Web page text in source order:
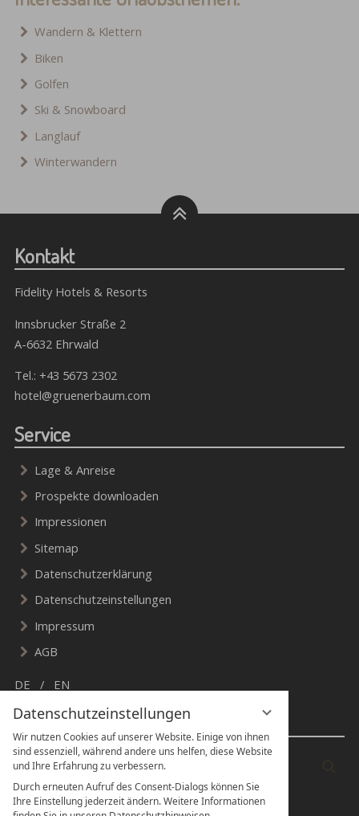
Datenschutzeinstellungen
Wir nutzen Cookies auf unserer Website. Einige von ihnen
sind essenziell, während andere uns helfen, diese Website
und Ihre Erfahrung zu verbessern.
Durch erneuten Aufruf des Consent-Dialogs können Sie
Ihre Einstellung jederzeit ändern. Weitere Informationen
Wandern & Klettern
Biken
Golfen
Ski & Snowboard
Langlauf
Winterwandern
Kontakt
Fidelity Hotels & Resorts
Innsbrucker Straße 2
A-6632 Ehrwald
Tel.:+43 5673 2302
hotel@gruenerbaum.com
Service
Lage & Anreise
Prospekte downloaden
Impressionen
Sitemap
Datenschutzerklärung
Datenschutzeinstellungen
Impressum
AGB
DE EN
Suche & Social Media
Suchbegriff